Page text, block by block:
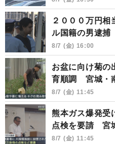
２０００万円
ル国籍の男逮捕
8/7 (金) 16:00
お盆に向け菊
育順調 宮城・
8/7 (金) 11:45
熊本ガス爆発
点検を要請 宮
8/7 (金) 11:45